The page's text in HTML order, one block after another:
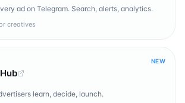
ad on Telegram. Search, alerts, analytics.
creatives
NEW
learn, decide, launch.